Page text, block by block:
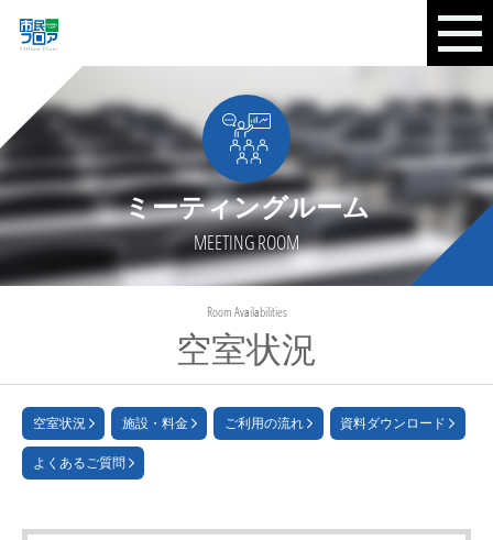
ミーティングルーム
MEETING ROOM
空室状況
Room Availabilities
空室状況 施設・料金 ご利用の流れ 資料ダウンロード
よくあるご質問